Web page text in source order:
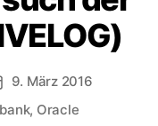
9. März 2016
, Oracle